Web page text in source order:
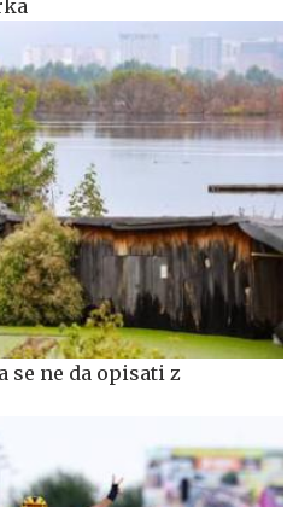
se ne da opisati z